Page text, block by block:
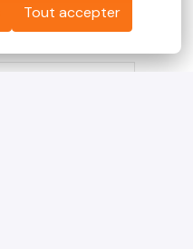
Tout accepter